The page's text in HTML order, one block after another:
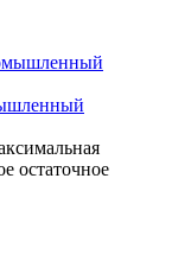
остаточное